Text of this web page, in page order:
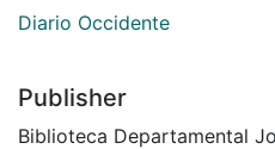
Diario Occidente
Publisher
Biblioteca Departamental